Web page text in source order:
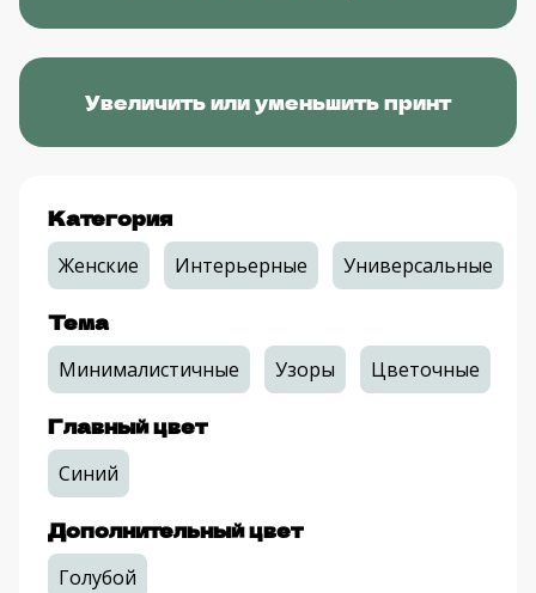
Увеличить или уменьшить принт
Категория
Женские Интерьерные Универсальные
Тема
Минималистичные Узоры Цветочные
Главный цвет
Синий
Дополнительный цвет
Голубой